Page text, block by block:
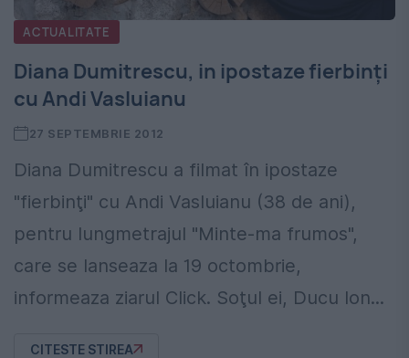
ACTUALITATE
Diana Dumitrescu, in ipostaze fierbinţi
cu Andi Vasluianu
27 SEPTEMBRIE 2012
Diana Dumitrescu a filmat în ipostaze
"fierbinţi" cu Andi Vasluianu (38 de ani),
pentru lungmetrajul "Minte-ma frumos",
care se lanseaza la 19 octombrie,
informeaza ziarul Click. Soţul ei, Ducu Ion...
CITESTE STIREA